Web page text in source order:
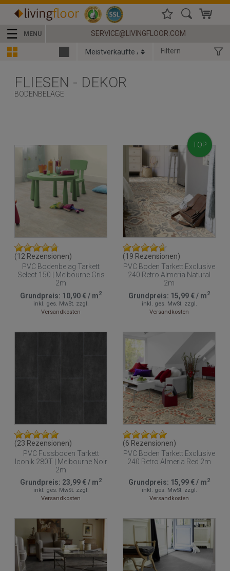
☰ MENU SERVICE@LIVINGFLOOR.COM
Filtern
FLIESEN - DEKOR
BODENBELÄGE
(12 Rezensionen)
PVC Bodenbelag Tarkett
Select 150 | Melbourne Gris
2m
Grundpreis: 10,90 €/ m2
inkl. ges. MwSt. zzgl.
Versandkosten
TOP
(19 Rezensionen)
PVC Boden Tarkett Exclusive
240 Retro Almeria Natural
2m
Grundpreis: 15,99 €/ m2
inkl. ges. MwSt. zzgl.
Versandkosten
(23 Rezensionen)
PVC Fussboden Tarkett
Iconik 280T | Melbourne Noir
2m
Grundpreis: 23,99 €/ m2
inkl. ges. MwSt. zzgl.
Versandkosten
(6 Rezensionen)
PVC Boden Tarkett Exclusive
240 Retro Almeria Red 2m
Grundpreis: 15,99 €/ m2
inkl. ges. MwSt. zzgl.
Versandkosten